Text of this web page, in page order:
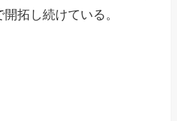
拓し続けている。